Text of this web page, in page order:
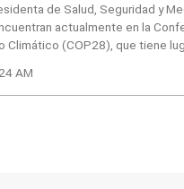
de Salud, Seguridad y
actualmente en la
Climático (COP28), que tiene
AM